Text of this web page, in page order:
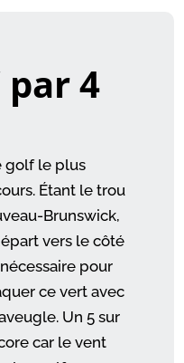
4
golf le plus
Étant le trou
Brunswick,
vers le côté
pour
ce vert avec
Un 5 sur
car le vent